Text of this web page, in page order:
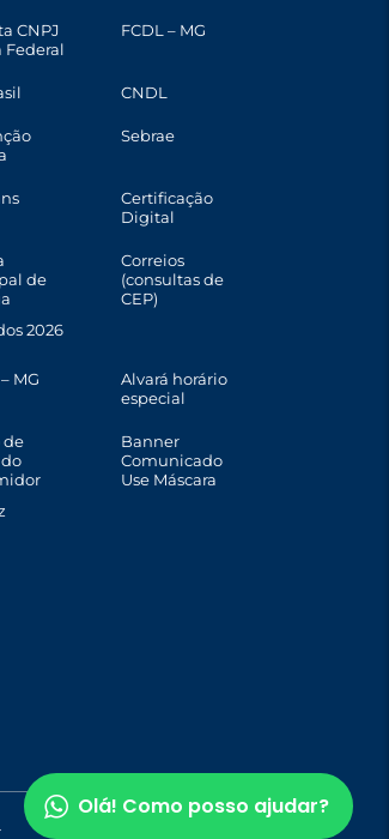
CNPJ
Federal
FCDL – MG
CNDL
Sebrae
Certificação
Digital
de
2026
Correios
(consultas de
CEP)
MG
Alvará horário
especial
de
Banner
Comunicado
Use Máscara
Olá! Como posso ajudar?